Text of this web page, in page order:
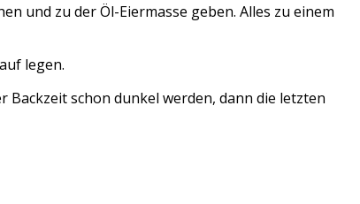
und zu der Öl-Eiermasse geben. Alles zu einem
legen.
schon dunkel werden, dann die letzten